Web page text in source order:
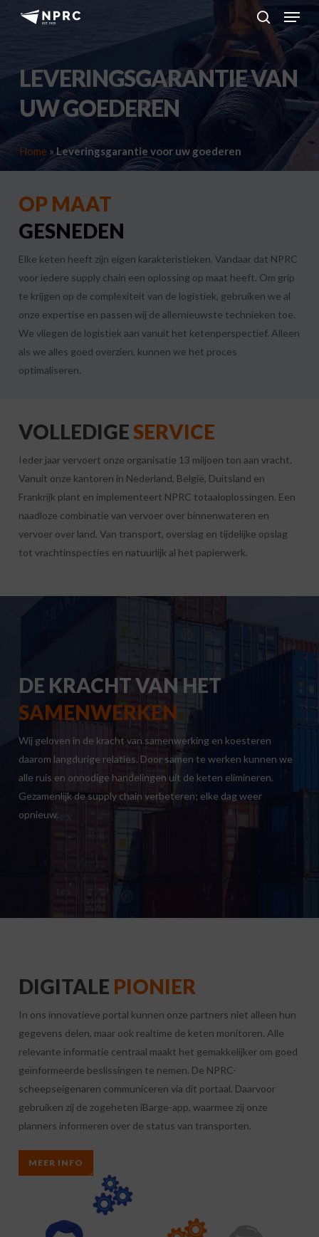
search
Menu
LEVERINGSGARANTIE VAN
UW GOEDEREN
Home » Leveringsgarantie voor uw goederen
OP MAAT
GESNEDEN
Elke keten heeft zijn eigen karakteristieken. Vandaar dat NPRC
voor iedere supply chain een oplossing op maat heeft. Om grip
te krijgen op de complexiteit van de logistiek, gebruiken we al
onze expertise en passen wij de allernieuwste technieken toe.
We vliegen de logistiek aan vanuit het ketenperspectief. Alleen
als we alles goed overzien, kunnen we het proces
optimaliseren.
VOLLEDIGESERVICE
Ieder jaar vervoert onze organisatie 13 miljoen ton aan vracht.
Vanuit onze kantoren in Nederland, België, Duitsland en
Frankrijk plant en implementeert NPRC totaaloplossingen. Een
naadloze combinatie van vervoer over binnenwateren en
vervoer over land. Van transport, overslag en tijdelijke opslag
tot vrachtinspecties en natuurlijk al het papierwerk.
DE KRACHT VAN HET
SAMENWERKEN
Wij geloven in de kracht van samenwerking en koesteren
daarom langdurige relaties. Door samen te werken kunnen we
alle ruis en onnodige handelingen uit de keten elimineren.
Gezamenlijk de supply chain verbeteren; elke dag weer
opnieuw.
DIGITALE PIONIER
In ons innovatieve portal kunnen onze partners niet alleen hun
gegevens delen, maar ook realtime de keten monitoren. Alle
relevante informatie centraal maakt het gemakkelijker om goed
geïnformeerde beslissingen te nemen. De NPRC-
scheepseigenaren communiceren via dit portaal. Daarvoor
gebruiken zij de zogeheten iBarge-app, waarmee zij onze
planners informeren over de status van transporten.
MEER INFO